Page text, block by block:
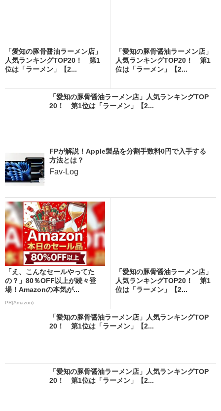
「愛知の豚骨醤油ラーメン店」
人気ランキングTOP20！ 第1
位は「ラーメン」【2...
「愛知の豚骨醤油ラーメン店」
人気ランキングTOP20！ 第1
位は「ラーメン」【2...
「愛知の豚骨醤油ラーメン店」人気ランキングTOP
20！ 第1位は「ラーメン」【2...
FPが解説！Apple製品を分割手数料0円で入手する
方法とは？
Fav-Log
「え、こんなセールやってた
の？」80％OFF以上が続々登
場！Amazonの本気が...
PR(Amazon)
「愛知の豚骨醤油ラーメン店」
人気ランキングTOP20！ 第1
位は「ラーメン」【2...
「愛知の豚骨醤油ラーメン店」人気ランキングTOP
20！ 第1位は「ラーメン」【2...
「愛知の豚骨醤油ラーメン店」人気ランキングTOP
20！ 第1位は「ラーメン」【2...